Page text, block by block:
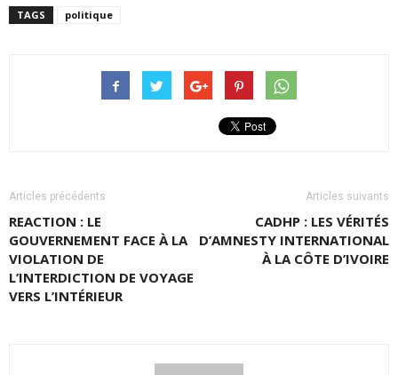
TAGS politique
Articles précédents
REACTION : LE
GOUVERNEMENT FACE À LA
VIOLATION DE
L’INTERDICTION DE VOYAGE
VERS L’INTÉRIEUR
Articles suivants
CADHP : LES VÉRITÉS
D’AMNESTY INTERNATIONAL
À LA CÔTE D’IVOIRE